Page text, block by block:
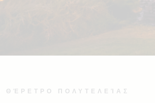
ΘΈΡΕΤΡΟ ΠΟΛΥΤΕΛΕΊΑΣ